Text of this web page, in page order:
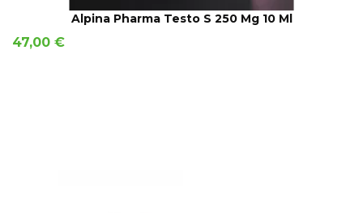
AÑADIR A LA CESTA
Alpina Pharma Testo S 250 Mg 10 Ml
Precio
47,00 €